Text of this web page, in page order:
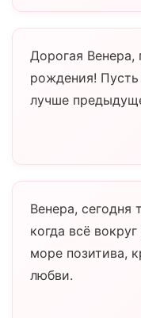
Дорогая Венера,
рождения!
лучше
Венера, сегодня
когда всё
море позитива,
любви.